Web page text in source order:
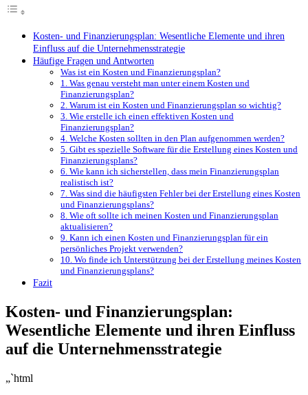
Kosten- und Finanzierungsplan: Wesentliche Elemente und ihren
Einfluss auf die Unternehmensstrategie
Häufige Fragen und Antworten
Was⁣ ist ein Kosten und Finanzierungsplan?
1.⁤ Was‍ genau​ versteht man​ unter einem Kosten ⁤und
Finanzierungsplan?
2. Warum ist ein Kosten und Finanzierungsplan so wichtig?
3. ‌Wie⁤ erstelle ‍ich einen effektiven Kosten und
Finanzierungsplan?
4. Welche Kosten sollten in den Plan​ aufgenommen werden?
5. Gibt es spezielle Software für die Erstellung eines Kosten und
Finanzierungsplans?
6. Wie kann ich sicherstellen, dass mein Finanzierungsplan
realistisch ist?
7. Was sind die häufigsten Fehler bei der ‍Erstellung eines Kosten
und Finanzierungsplans?
8.‍ Wie oft sollte ich⁣ meinen Kosten und Finanzierungsplan
aktualisieren?
9. Kann ich⁢ einen Kosten und⁢ Finanzierungsplan für ein
persönliches Projekt‍ verwenden?
10. Wo finde ich Unterstützung bei ⁤der Erstellung meines Kosten
und Finanzierungsplans?
Fazit
Kosten- und Finanzierungsplan:
Wesentliche Elemente und ihren Einfluss
auf die Unternehmensstrategie
„`html